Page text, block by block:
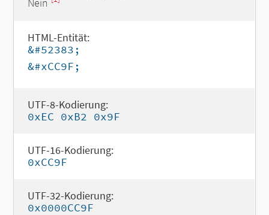
HTML-Entität:
&#52383;
&#xCC9F;
UTF-8-Kodierung:
0xEC 0xB2 0x9F
UTF-16-Kodierung:
0xCC9F
UTF-32-Kodierung:
0x0000CC9F